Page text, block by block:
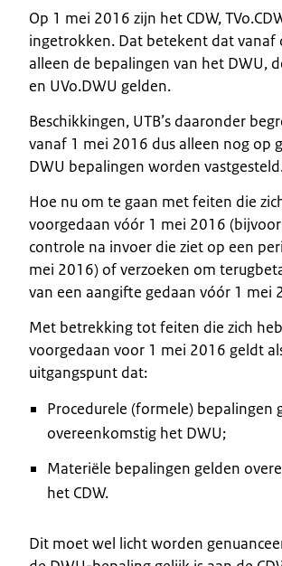
Op 1 mei 2016 zijn het CDW,
ingetrokken. Dat betekent dat vanaf
alleen de bepalingen van het DWU,
en UVo.DWU gelden.
Beschikkingen, UTB’s daaronder
vanaf 1 mei 2016 dus alleen nog op
DWU bepalingen worden
Hoe nu om te gaan met feiten die
voorgedaan vóór 1 mei 2016
controle na invoer die ziet op een
mei 2016) of verzoeken om
van een aangifte gedaan vóór 1 mei
Met betrekking tot feiten die zich
voorgedaan voor 1 mei 2016 geldt
uitgangspunt dat:
Procedurele (formele) bepalingen
overeenkomstig het DWU;
Materiële bepalingen gelden
het CDW.
Dit moet wel licht worden